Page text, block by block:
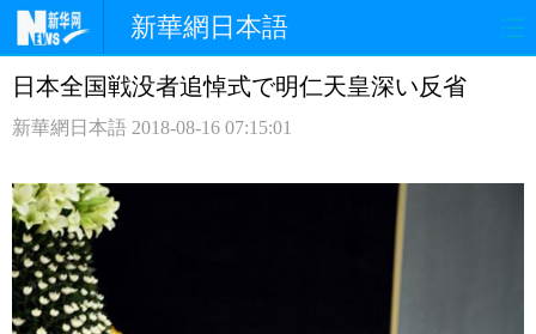
新華網日本語
ホームページ 政治 経済
観光
中日対訳
日本全国戦没者追悼式で明仁天皇深い反省
新華網日本語 2018-08-16 07:15:01